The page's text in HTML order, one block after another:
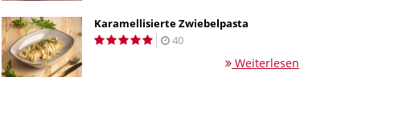
Karamellisierte Zwiebelpasta
40
Weiterlesen